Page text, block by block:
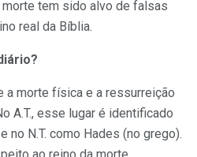
tem sido alvo de falsas
real da Bíblia.
a morte física e a ressurreição
A.T., esse lugar é identificado
no N.T. como Hades (no grego).
ao reino da morte.